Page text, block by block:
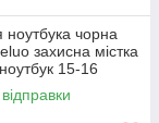
чорна
захисна містка
15-16
сіра